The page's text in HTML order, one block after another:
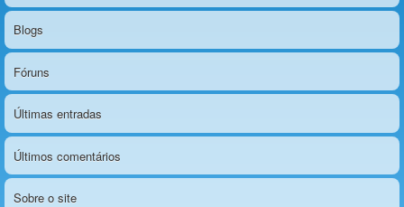
Blogs
Fóruns
Últimas entradas
Últimos comentários
Sobre o site